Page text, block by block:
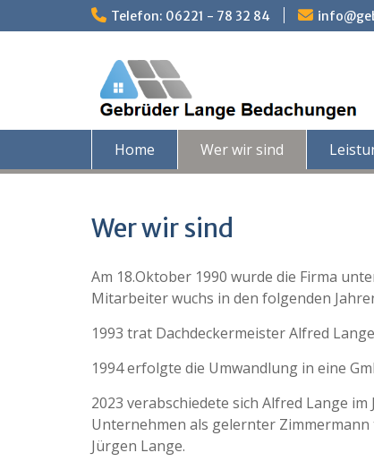
to
Telefon: 06221 - 78 32 84
Home Wer wir sind
Wer wir sind
Am 18.Oktober 1990 wurde die Firma
Mitarbeiter wuchs in den folgenden
1993 trat Dachdeckermeister Alfred
1994 erfolgte die Umwandlung in eine
2023 verabschiedete sich Alfred Lange
Unternehmen als gelernter
Jürgen Lange.